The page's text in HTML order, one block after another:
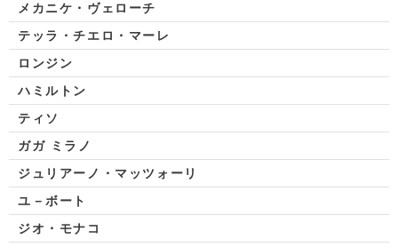
メカニケ・ヴェローチ
テッラ・チエロ・マーレ
ロンジン
ハミルトン
ティソ
ガガ ミラノ
ジュリアーノ・マッツォーリ
ユ－ボート
ジオ・モナコ